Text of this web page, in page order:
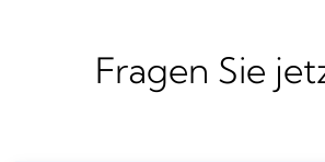
Fragen Sie